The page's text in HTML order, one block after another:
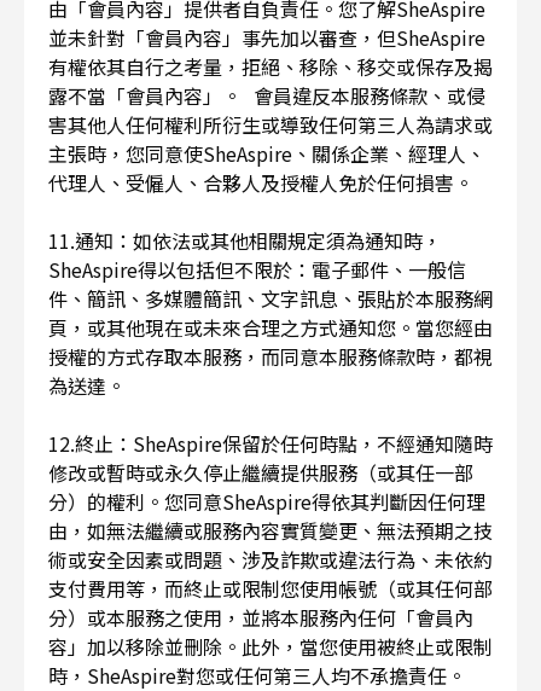
由「會員內容」提供者自負責任。您了解SheAspire
並未針對「會員內容」事先加以審查，但SheAspire
有權依其自行之考量，拒絕、移除、移交或保存及揭
露不當「會員內容」。 會員違反本服務條款、或侵
害其他人任何權利所衍生或導致任何第三人為請求或
主張時，您同意使SheAspire、關係企業、經理人、
代理人、受僱人、合夥人及授權人免於任何損害。
11.通知：如依法或其他相關規定須為通知時，
SheAspire得以包括但不限於：電子郵件、一般信
件、簡訊、多媒體簡訊、文字訊息、張貼於本服務網
頁，或其他現在或未來合理之方式通知您。當您經由
授權的方式存取本服務，而同意本服務條款時，都視
為送達。
12.終止：SheAspire保留於任何時點，不經通知隨時
修改或暫時或永久停止繼續提供服務（或其任一部
分）的權利。您同意SheAspire得依其判斷因任何理
由，如無法繼續或服務內容實質變更、無法預期之技
術或安全因素或問題、涉及詐欺或違法行為、未依約
支付費用等，而終止或限制您使用帳號（或其任何部
分）或本服務之使用，並將本服務內任何「會員內
容」加以移除並刪除。此外，當您使用被終止或限制
時，SheAspire對您或任何第三人均不承擔責任。